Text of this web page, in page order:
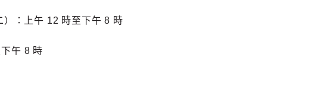
：上午 12 時至下午 8 時
午 8 時